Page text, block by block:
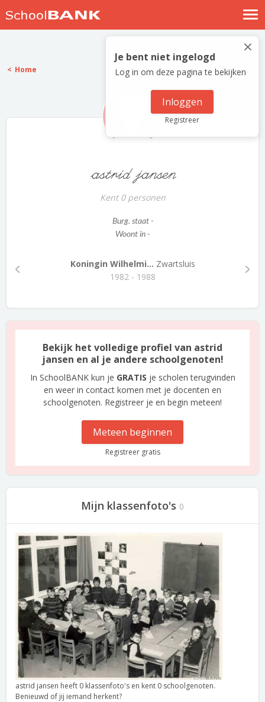
Nostalgische verhalen
Log in
Meld je gratis aan
×
Je bent niet ingelogd
Log in om deze pagina te bekijken
Inloggen
Registreer
Home
astrid jansen
Kent 0 personen
Burg. staat -
Woont in -
Koningin Wilhelmi... Zwartsluis
1982 - 1988
Bekijk het volledige profiel van astrid
jansen en al je andere schoolgenoten!
In SchoolBANK kun je GRATIS je scholen terugvinden
en weer in contact komen met je docenten en
schoolgenoten. Registreer je en begin meteen!
Meteen beginnen
Registreer gratis
Mijn klassenfoto's 0
astrid jansen heeft 0 klassenfoto's en kent 0 schoolgenoten.
Benieuwd of jij iemand herkent?